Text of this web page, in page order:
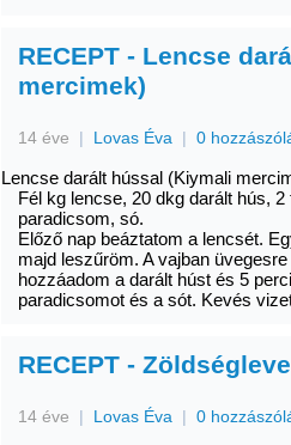
RECEPT - Lencse
mercimek)
14 éve | Lovas Éva | 0
Lencse darált hússal (Kiymali
Fél kg lencse, 20 dkg darált hús,
paradicsom, só.
Előző nap beáztatom a lencsét.
majd leszűröm. A vajban
hozzáadom a darált húst és 5
paradicsomot és a sót. Kevés
RECEPT -
14 éve | Lovas Éva | 0